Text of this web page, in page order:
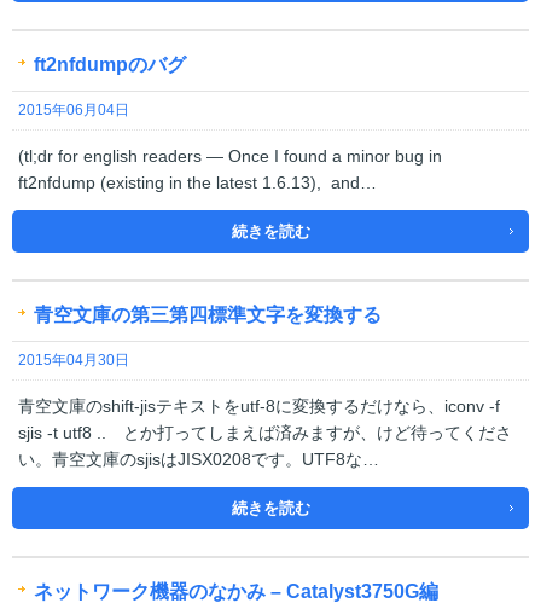
ft2nfdumpのバグ
2015年06月04日
(tl;dr for english readers — Once I found a minor bug in
ft2nfdump (existing in the latest 1.6.13), and…
続きを読む
青空文庫の第三第四標準文字を変換する
2015年04月30日
青空文庫のshift-jisテキストをutf-8に変換するだけなら、iconv -f
sjis -t utf8 .. とか打ってしまえば済みますが、けど待ってくださ
い。青空文庫のsjisはJISX0208です。UTF8な…
続きを読む
ネットワーク機器のなかみ – Catalyst3750G編